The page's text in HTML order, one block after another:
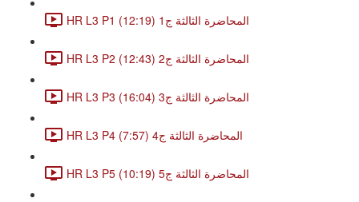
HR L3 P1 المحاضرة الثالثة ج1 (12:19)
HR L3 P2 المحاضرة الثالثة ج2 (12:43)
HR L3 P3 المحاضرة الثالثة ج3 (16:04)
HR L3 P4 المحاضرة الثالثة ج4 (7:57)
HR L3 P5 المحاضرة الثالثة ج5 (10:19)